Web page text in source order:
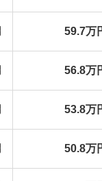
59.7万
56.8万
53.8万
50.8万